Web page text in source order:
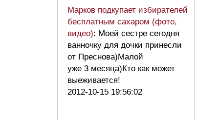
Марков подкупает избирателей
бесплатным сахаром (фото,
видео): Моей сестре сегодня
ванночку для дочки принесли
от Преснова)Малой
уже 3 месяца)Кто как может
выеживается!
2012-10-15 19:56:02